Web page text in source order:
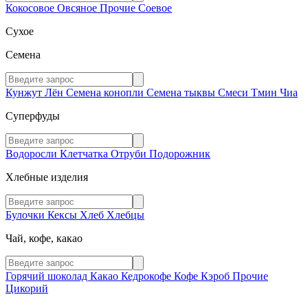
Кокосовое Овсяное Прочие Соевое
Сухое
Семена
Кунжут Лён Семена конопли Семена тыквы Смеси Тмин Чиа
Суперфуды
Водоросли Клетчатка Отруби Подорожник
Хлебные изделия
Булочки Кексы Хлеб Хлебцы
Чай, кофе, какао
Горячий шоколад Какао Кедрокофе Кофе Кэроб Прочие
Цикорий